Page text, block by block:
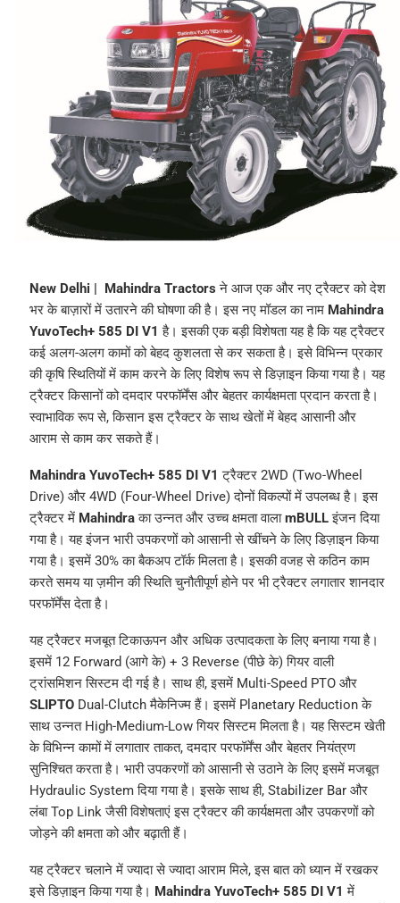
New Delhi | Mahindra Tractors ने आज एक और नए ट्रैक्टर को देश
भर के बाज़ारों में उतारने की घोषणा की है। इस नए मॉडल का नाम Mahindra
YuvoTech+ 585 DI V1 है। इसकी एक बड़ी विशेषता यह है कि यह ट्रैक्टर
कई अलग-अलग कामों को बेहद कुशलता से कर सकता है। इसे विभिन्न प्रकार
की कृषि स्थितियों में काम करने के लिए विशेष रूप से डिज़ाइन किया गया है। यह
ट्रैक्टर किसानों को दमदार परफॉर्मेंस और बेहतर कार्यक्षमता प्रदान करता है।
स्वाभाविक रूप से, किसान इस ट्रैक्टर के साथ खेतों में बेहद आसानी और
आराम से काम कर सकते हैं।
Mahindra YuvoTech+ 585 DI V1 ट्रैक्टर 2WD (Two-Wheel
Drive) और 4WD (Four-Wheel Drive) दोनों विकल्पों में उपलब्ध है। इस
ट्रैक्टर में Mahindraका उन्नत और उच्च क्षमता वालाmBULLइंजन दिया
गया है। यह इंजन भारी उपकरणों को आसानी से खींचने के लिए डिज़ाइन किया
गया है। इसमें 30% का बैकअप टॉर्क मिलता है। इसकी वजह से कठिन काम
करते समय या ज़मीन की स्थिति चुनौतीपूर्ण होने पर भी ट्रैक्टर लगातार शानदार
परफॉर्मेंस देता है।
यह ट्रैक्टर मजबूत टिकाऊपन और अधिक उत्पादकता के लिए बनाया गया है।
इसमें 12 Forward (आगे के) + 3 Reverse (पीछे के) गियर वाली
ट्रांसमिशन सिस्टम दी गई है। साथ ही, इसमें Multi-Speed PTO और
SLIPTODual-Clutch मैकेनिज्म हैं। इसमें Planetary Reduction के
साथ उन्नत High-Medium-Low गियर सिस्टम मिलता है। यह सिस्टम खेती
के विभिन्न कामों में लगातार ताकत, दमदार परफॉर्मेंस और बेहतर नियंत्रण
सुनिश्चित करता है। भारी उपकरणों को आसानी से उठाने के लिए इसमें मजबूत
Hydraulic System दिया गया है। इसके साथ ही, Stabilizer Bar और
लंबा Top Link जैसी विशेषताएं इस ट्रैक्टर की कार्यक्षमता और उपकरणों को
जोड़ने की क्षमता को और बढ़ाती हैं।
यह ट्रैक्टर चलाने में ज्यादा से ज्यादा आराम मिले, इस बात को ध्यान में रखकर
इसे डिज़ाइन किया गया है। Mahindra YuvoTech+ 585 DI V1 में